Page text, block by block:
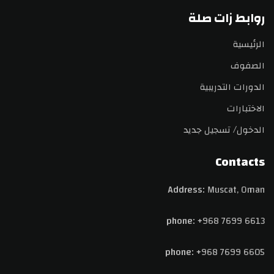
روابط زات صلة
الرئيسية
الصفوف
الدورات التدريبية
الاختبارات
الدخول/ تسجيل جديد
Contacts
Address: Muscat, Oman
phone:+968 7699 6613
phone:+968 7699 6605